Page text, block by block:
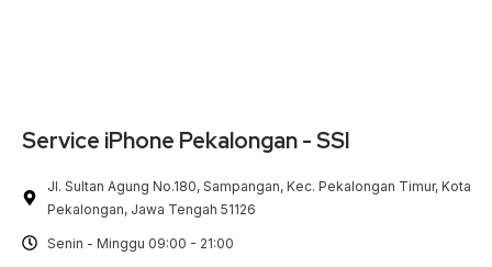
Service iPhone Pekalongan - SSI
Jl. Sultan Agung No.180, Sampangan, Kec. Pekalongan Timur, Kota
Pekalongan, Jawa Tengah 51126
Senin - Minggu 09:00 - 21:00